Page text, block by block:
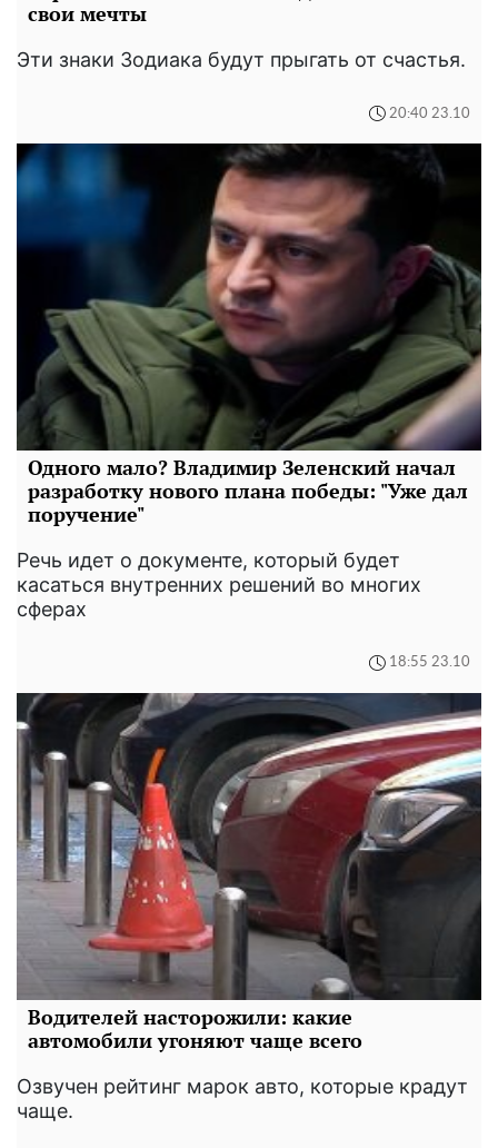
свои мечты
Эти знаки Зодиака будут прыгать от счастья.
20:40 23.10
Одного мало? Владимир Зеленский начал
разработку нового плана победы: "Уже дал
поручение"
Речь идет о документе, который будет
касаться внутренних решений во многих
сферах
18:55 23.10
Водителей насторожили: какие
автомобили угоняют чаще всего
Озвучен рейтинг марок авто, которые крадут
чаще.